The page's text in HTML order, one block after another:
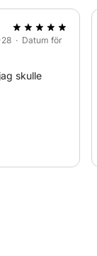
€/timme
med
· Datum för
skulle